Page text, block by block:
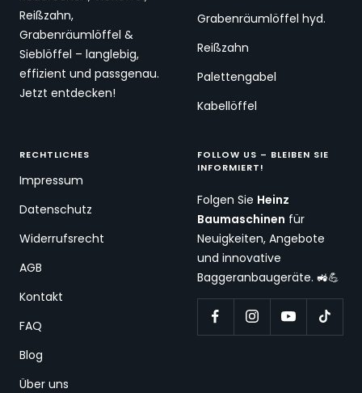
Reißzahn,
Grabenräumlöffel &
Sieblöffel – langlebig,
effizient und passgenau.
Jetzt entdecken!
Grabenräumlöffel hyd.
Reißzahn
Palettengabel
Kabellöffel
RECHTLICHES
Impressum
Datenschutz
Widerrufsrecht
AGB
Kontakt
FAQ
Blog
Über uns
FOLLOW US – BLEIBEN SIE
INFORMIERT!
Folgen Sie Heinz
Baumaschinen für
Neuigkeiten, Angebote
und innovative
Baggeranbaugeräte. 🚜💪